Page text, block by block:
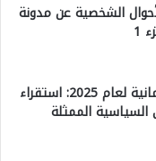
الشخصية عن مدونة
1
خارطة الانتخابات البرلمانية لعام 2025: استقراء
السياسية الممثلة